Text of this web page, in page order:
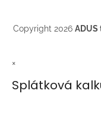
Copyright 2026 ADUS
×
Splátková